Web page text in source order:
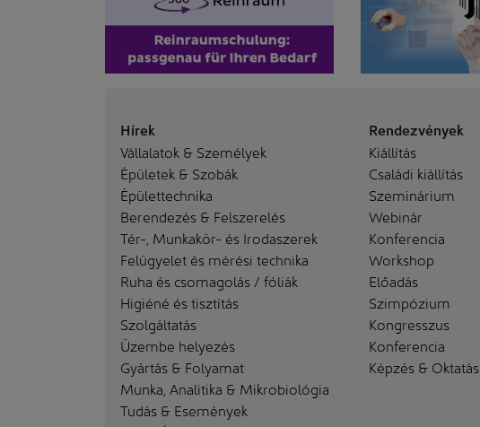
Hírek
Vállalatok & Személyek
Épületek & Szobák
Épülettechnika
Berendezés & Felszerelés
Tér-, Munkakör- és Irodaszerek
Felügyelet és mérési technika
Ruha és csomagolás / fóliák
Higiéné és tisztítás
Szolgáltatás
Üzembe helyezés
Gyártás & Folyamat
Munka, Analitika & Mikrobiológia
Tudás & Események
Rendezvények
Kiállítás
Családi kiállítás
Szeminárium
Webinár
Konferencia
Workshop
Előadás
Szimpózium
Kongresszus
Konferencia
Képzés & Oktatás